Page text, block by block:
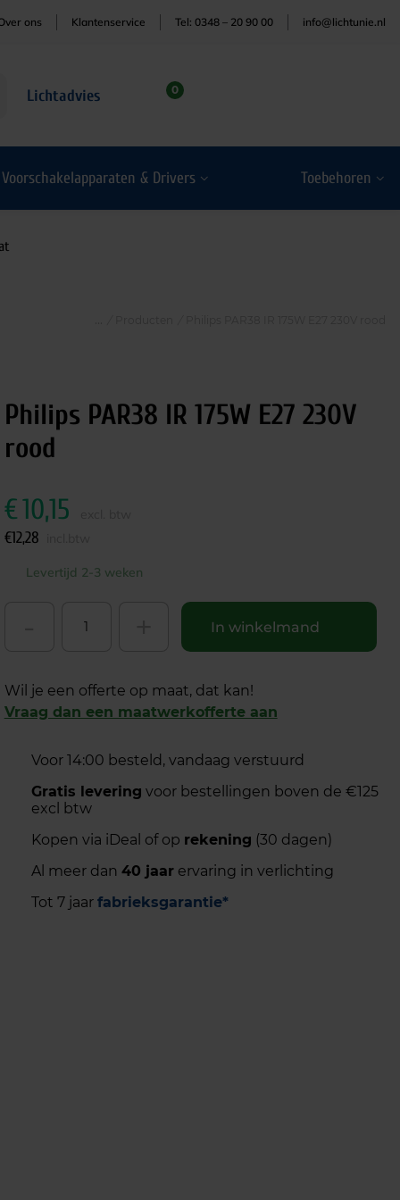
ons Klantenservice Tel: 0348 – 20 90 00 info@lichtunie.nl
Lichtadvies 0
Voorschakelapparaten & Drivers Toebehoren
Philips PAR38 IR 175W E27 230V
rood
€10,15
€12,28
Levertijd 2-3 weken
In winkelmand
Wil je een offerte op maat, dat kan!
Vraag dan een maatwerkofferte aan
Voor 14:00 besteld, vandaag verstuurd
Gratis levering voor bestellingen boven de €125
excl btw
Kopen via iDeal of op rekening (30 dagen)
Al meer dan 40 jaarervaring in verlichting
Tot 7 jaar fabrieksgarantie*